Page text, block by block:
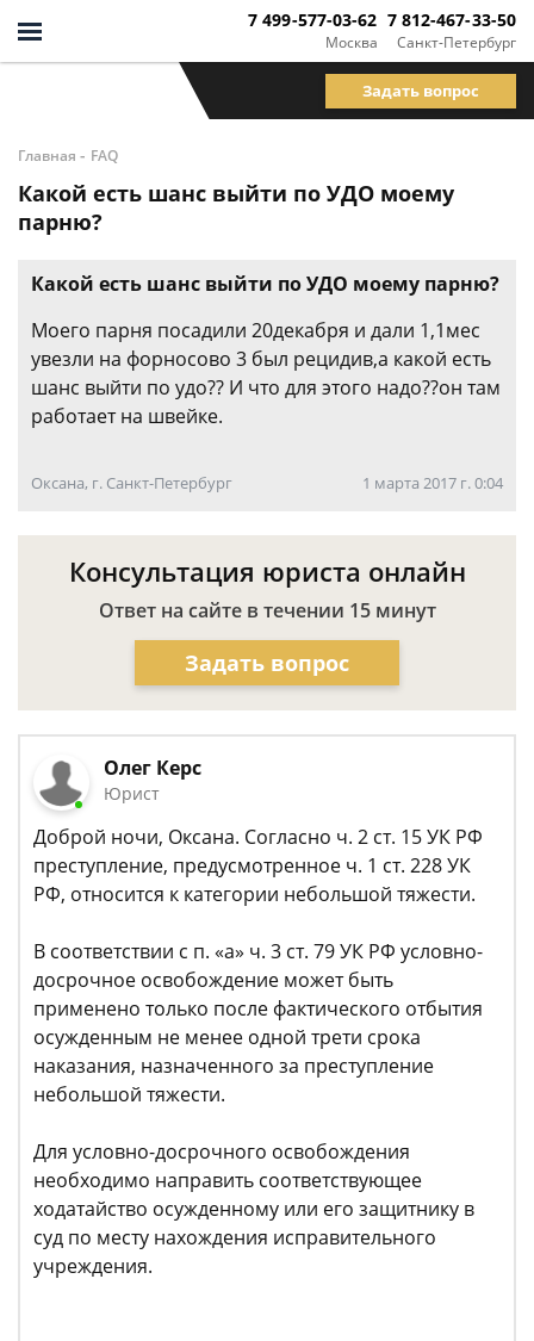
Москва
7 499-577-03-62
Санкт-Петербург
7 812-467-33-50
Задать вопрос
Главная - FAQ
Какой есть шанс выйти по УДО моему
парню?
Какой есть шанс выйти по УДО моему парню?
Моего парня посадили 20декабря и дали 1,1мес
увезли на форносово 3 был рецидив,а какой есть
шанс выйти по удо?? И что для этого надо??он там
работает на швейке.
Оксана, г. Санкт-Петербург 1 марта 2017 г. 0:04
Консультация юриста онлайн
Ответ на сайте в течении 15 минут
Задать вопрос
Олег Керс
Юрист
Доброй ночи, Оксана. Согласно ч. 2 ст. 15 УК РФ
преступление, предусмотренное ч. 1 ст. 228 УК
РФ, относится к категории небольшой тяжести.
В соответствии с п. «а» ч. 3 ст. 79 УК РФ условно-
досрочное освобождение может быть
применено только после фактического отбытия
осужденным не менее одной трети срока
наказания, назначенного за преступление
небольшой тяжести.
Для условно-досрочного освобождения
необходимо направить соответствующее
ходатайство осужденному или его защитнику в
суд по месту нахождения исправительного
учреждения.